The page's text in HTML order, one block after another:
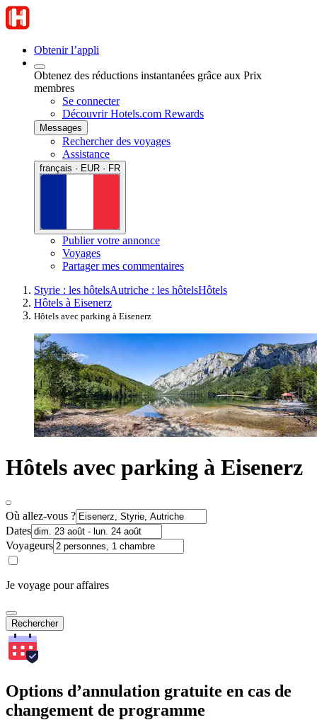
Obtenir l’appli
Obtenez des réductions instantanées grâce aux Prix
membres
Se connecter
Découvrir Hotels.com Rewards
Messages
Rechercher des voyages
Assistance
français · EUR · FR
Publier votre annonce
Voyages
Partager mes commentaires
Styrie : les hôtelsAutriche : les hôtelsHôtels
Hôtels à Eisenerz
Hôtels avec parking à Eisenerz
Hôtels avec parking à Eisenerz
Où allez-vous ?
Dates
Voyageurs
Je voyage pour affaires
Rechercher
Options d’annulation gratuite en cas de
changement de programme